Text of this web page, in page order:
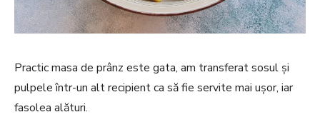
Practic masa de prânz este gata, am transferat sosul și
pulpele într-un alt recipient ca să fie servite mai ușor, iar
fasolea alături.